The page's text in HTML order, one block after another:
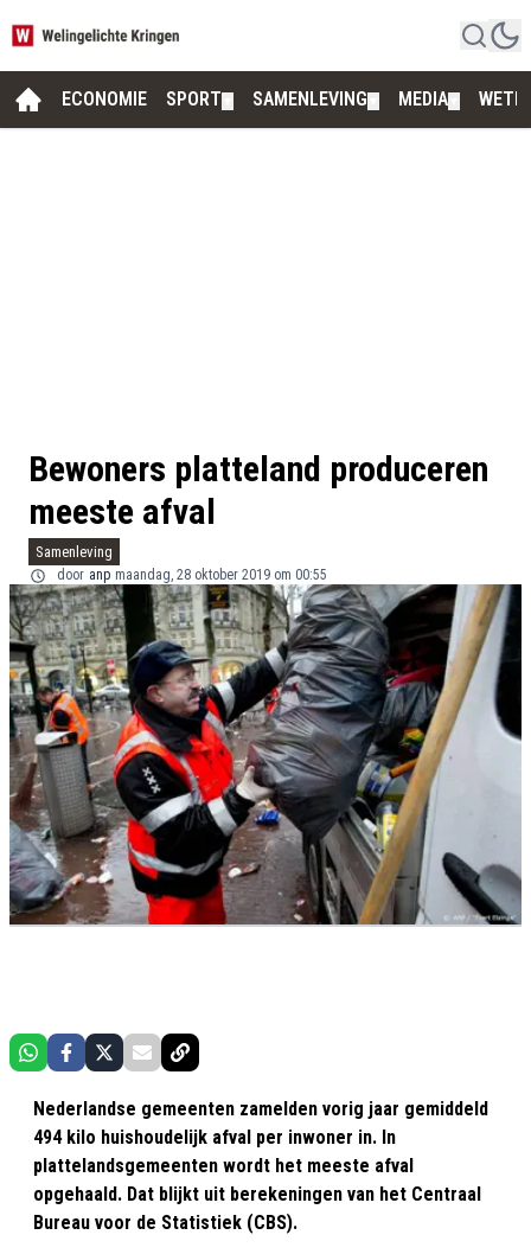
ECONOMIE SPORT SAMENLEVING MEDIA
Bewoners platteland produceren
meeste afval
Samenleving
door anp maandag, 28 oktober 2019 om 00:55
Nederlandse gemeenten zamelden vorig jaar gemiddeld
494 kilo huishoudelijk afval per inwoner in. In
plattelandsgemeenten wordt het meeste afval
opgehaald. Dat blijkt uit berekeningen van het Centraal
Bureau voor de Statistiek (CBS).